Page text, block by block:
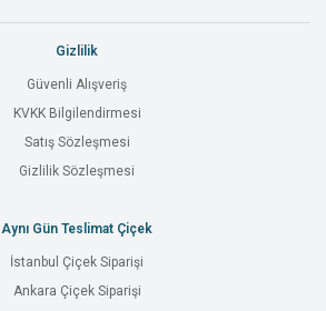
Gizlilik
Güvenli Alışveriş
KVKK Bilgilendirmesi
Satış Sözleşmesi
Gizlilik Sözleşmesi
Aynı Gün Teslimat Çiçek
İstanbul Çiçek Siparişi
Ankara Çiçek Siparişi